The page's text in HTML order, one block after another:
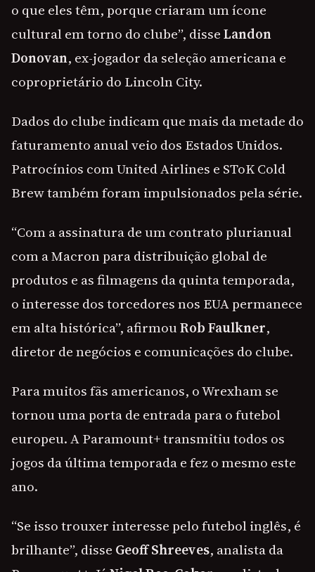
o que eles têm, porque criaram um ícone
cultural em torno do clube”, disseLandon
Donovan, ex-jogador da seleção americana e
coproprietário do Lincoln City.
Dados do clube indicam que mais da metade do
faturamento anual veio dos Estados Unidos.
Patrocínios com United Airlines e SToK Cold
Brew também foram impulsionados pela série.
“Com a assinatura de um contrato plurianual
com a Macron para distribuição global de
produtos e as filmagens da quinta temporada,
o interesse dos torcedores nos EUA permanece
em alta histórica”, afirmouRob Faulkner,
diretor de negócios e comunicações do clube.
Para muitos fãs americanos, o Wrexham se
tornou uma porta de entrada para o futebol
europeu. A Paramount+ transmitiu todos os
jogos da última temporada e fez o mesmo este
ano.
“Se isso trouxer interesse pelo futebol inglês, é
brilhante”, disse Geoff Shreeves, analista da